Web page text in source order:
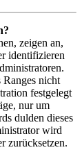
zeigen an,
identifizieren
nicht
festgelegt
nur um
dulden dieses
wird
zurücksetzen.